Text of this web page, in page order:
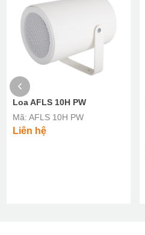
Loa AFLS 10H PW
Mã: AFLS 10H PW
Liên hệ